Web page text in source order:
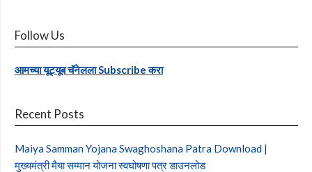
Follow Us
आमच्या यूट्यूब चॅनेलला Subscribe करा
Recent Posts
Maiya Samman Yojana Swaghoshana Patra Download |
मुख्यमंत्री मैया सम्मान योजना स्वघोषणा पत्र डाउनलोड